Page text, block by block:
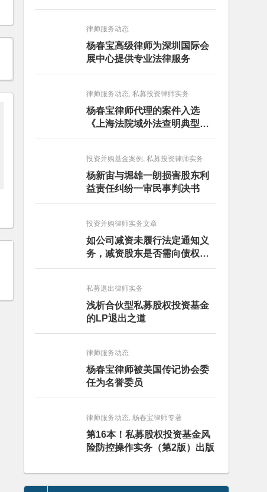
律师服务动态
杨春宝高级律师为深圳国际会
展中心提供专业法律服务
律师服务动态, 私募投资律师实务
杨春宝律师代理的案件入选
《上海法院域外法查明典型案
例》
投资并购基金案例, 私募投资律师实务
杨新宙与堀雄一朗损害股东利
益责任纠纷一审民事判决书
投资并购律师实务文章
如公司减资未履行法定通知义
务，减资股东是否需向债权人
担责？且看最高人民法院怎么
私募退出律师实务
浅析合伙型私募股权投资基金
的LP退出之道
律师服务动态
杨春宝律师被美国传记协会委
任为名誉委员
律师服务动态, 杨春宝律师专著
第16本！私募股权投资基金风
险防控操作实务（第2版）出版